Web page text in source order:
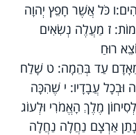
כֹּל אֲשֶׁר חָפֵץ יְהוָה
ז מַעֲלֶה נְשִׂאִים
רוּחַ
מֵאָדָם עַד בְּהֵמָה: ט שָׁלַח
וּבְכָל עֲבָדָיו: י שֶׁהִכָּה
מֶלֶךְ הָאֱמֹרִי וּלְעוֹג
אַרְצָם נַחֲלָה נַחֲלָה